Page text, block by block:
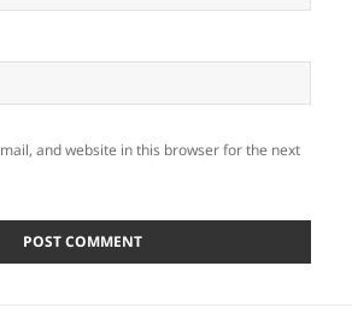
and website in this browser for the next